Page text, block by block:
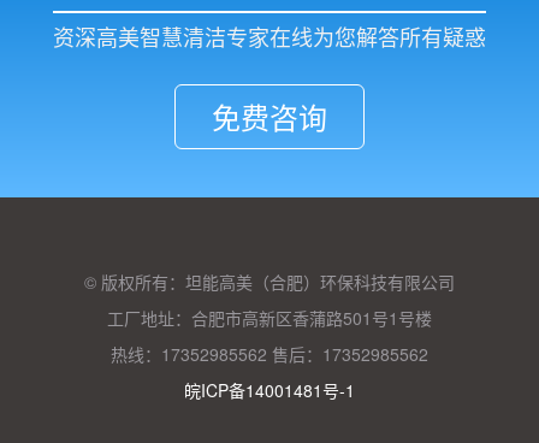
资深高美智慧清洁专家在线为您解答所有疑惑
免费咨询
© 版权所有：坦能高美（合肥）环保科技有限公司
工厂地址：合肥市高新区香蒲路501号1号楼
热线：17352985562 售后：17352985562
皖ICP备14001481号-1